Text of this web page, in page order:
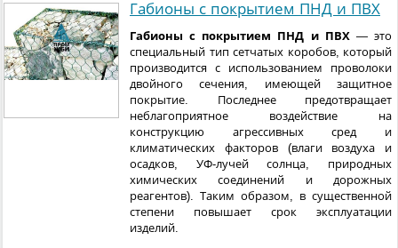
Габионы с покрытием ПНД и ПВХ
Габионы с покрытием ПНД и ПВХ— это
специальный тип сетчатых коробов, который
производится с использованием проволоки
двойного сечения, имеющей защитное
покрытие. Последнее предотвращает
неблагоприятное воздействие на
конструкцию агрессивных сред и
климатических факторов (влаги воздуха и
осадков, УФ-лучей солнца, природных
химических соединений и дорожных
реагентов). Таким образом, в существенной
степени повышает срок эксплуатации
изделий.